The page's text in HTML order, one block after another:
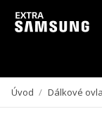
Vzhledem k aktuální
Úvod / Dálkové